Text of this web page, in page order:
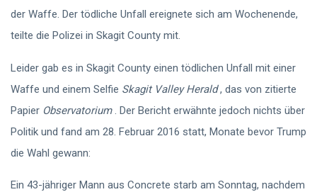
der Waffe. Der tödliche Unfall ereignete sich am Wochenende,
teilte die Polizei in Skagit County mit.
Leider gab es in Skagit County einen tödlichen Unfall mit einer
Waffe und einem Selfie Skagit Valley Herald, das von zitierte
Papier Observatorium. Der Bericht erwähnte jedoch nichts über
Politik und fand am 28. Februar 2016 statt, Monate bevor Trump
die Wahl gewann:
Ein 43-jähriger Mann aus Concrete starb am Sonntag, nachdem